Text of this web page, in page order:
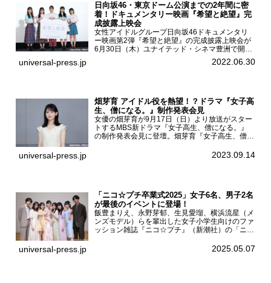
日向坂46・東京ドーム公演までの2年間に密
着！ドキュメンタリー映画『希望と絶望』完
成披露上映会
女性アイドルグループ日向坂46ドキュメンタリ
ー映画第2弾『希望と絶望』の完成披露上映会が
6月30日（木）ユナイテッド・シネマ豊洲で開催
され、日向坂46メンバーの加藤史帆、齊藤京
子、佐々木久美、富田鈴花、松田好花の5人が登
universal-press.jp 2022.06.30
畑芽育 アイドル役を熱望！？ドラマ『女子高
生、僧になる。』制作発表会見
女優の畑芽育が9月17日（日）より放送がスター
トするMBS新ドラマ『女子高生、僧になる。』
の制作発表会見に登壇。畑芽育『女子高生、僧に
ーについて「下白石麦は頭にビックリマークと、
universal-press.jp 2023.09.14
「ニコ☆プチ卒業式2025」女子6名、男子2名
が最後のイベントに登場！
飯豊まりえ、永野芽郁、生見愛瑠、横浜流星（メ
ンズモデル）らを輩出した女子小学生向けのファ
ッション雑誌『ニコ☆プチ』（新潮社）の「ニコ
モード学園コクーンタワーで開催され、卒業モデ
universal-press.jp 2025.05.07